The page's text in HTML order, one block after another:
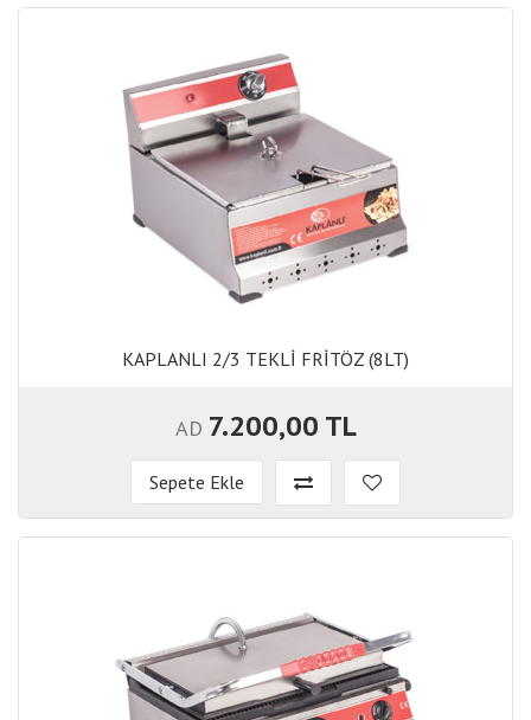
KAPLANLI 2/3 TEKLİ FRİTÖZ (8LT)
AD 7.200,00 TL
Sepete Ekle